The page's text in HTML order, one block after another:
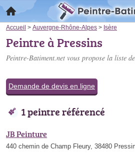
Accueil > Auvergne-Rhône-Alpes > Isère
Peintre à Pressins
Peintre-Batiment.net vous propose la liste
Demande de devis en ligne
1 peintre référencé
JB Peinture
440 chemin de Champ Fleury, 38480